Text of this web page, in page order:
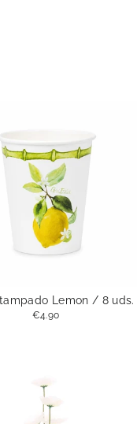
Lemon / 8 uds.
€4.90